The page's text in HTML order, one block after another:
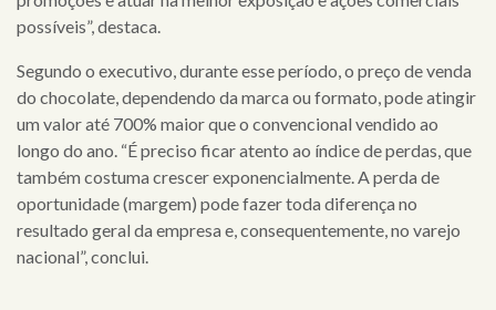
possíveis”, destaca.
Segundo o executivo, durante esse período, o preço de venda
do chocolate, dependendo da marca ou formato, pode atingir
um valor até 700% maior que o convencional vendido ao
longo do ano. “É preciso ficar atento ao índice de perdas, que
também costuma crescer exponencialmente. A perda de
oportunidade (margem) pode fazer toda diferença no
resultado geral da empresa e, consequentemente, no varejo
nacional”, conclui.